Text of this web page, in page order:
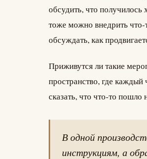
обсудить, что
тоже можно внедрить что-
обсуждать, как
Приживутся ли такие
пространство, где
сказать, что что-то пошло
В одной
инструкциям, а